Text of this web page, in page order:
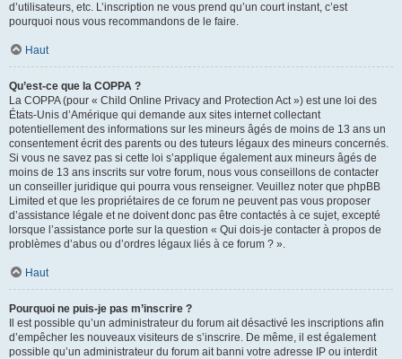
d’utilisateurs, etc. L’inscription ne vous prend qu’un court instant, c’est
pourquoi nous vous recommandons de le faire.
Haut
Qu’est-ce que la COPPA ?
La COPPA (pour « Child Online Privacy and Protection Act ») est une loi des
États-Unis d’Amérique qui demande aux sites internet collectant
potentiellement des informations sur les mineurs âgés de moins de 13 ans un
consentement écrit des parents ou des tuteurs légaux des mineurs concernés.
Si vous ne savez pas si cette loi s’applique également aux mineurs âgés de
moins de 13 ans inscrits sur votre forum, nous vous conseillons de contacter
un conseiller juridique qui pourra vous renseigner. Veuillez noter que phpBB
Limited et que les propriétaires de ce forum ne peuvent pas vous proposer
d’assistance légale et ne doivent donc pas être contactés à ce sujet, excepté
lorsque l’assistance porte sur la question « Qui dois-je contacter à propos de
problèmes d’abus ou d’ordres légaux liés à ce forum ? ».
Haut
Pourquoi ne puis-je pas m’inscrire ?
Il est possible qu’un administrateur du forum ait désactivé les inscriptions afin
d’empêcher les nouveaux visiteurs de s’inscrire. De même, il est également
possible qu’un administrateur du forum ait banni votre adresse IP ou interdit